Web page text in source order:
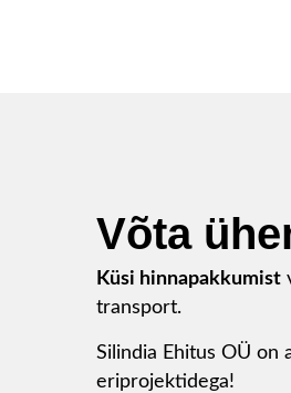
Võta
Küsi hinnapakkumist
transport.
Silindia Ehitus OÜ on
eriprojektidega!